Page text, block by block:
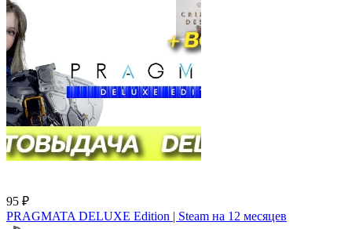
95 ₽
PRAGMATA DELUXE Edition | Steam на 12 месяцев